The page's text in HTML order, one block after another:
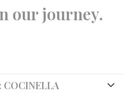
our journey.
COCINELLA